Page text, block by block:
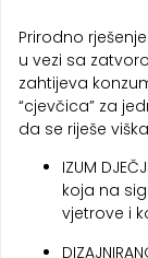
Prirodno
u vezi sa
zahtijeva
“cjevčica” za
da se riješe
IZUM
koja na
vjetrove i